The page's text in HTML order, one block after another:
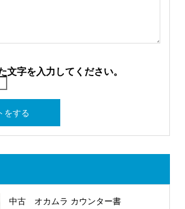
文字を入力してください。
中古 オカムラ カウンター書